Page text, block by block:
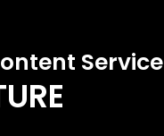
Service